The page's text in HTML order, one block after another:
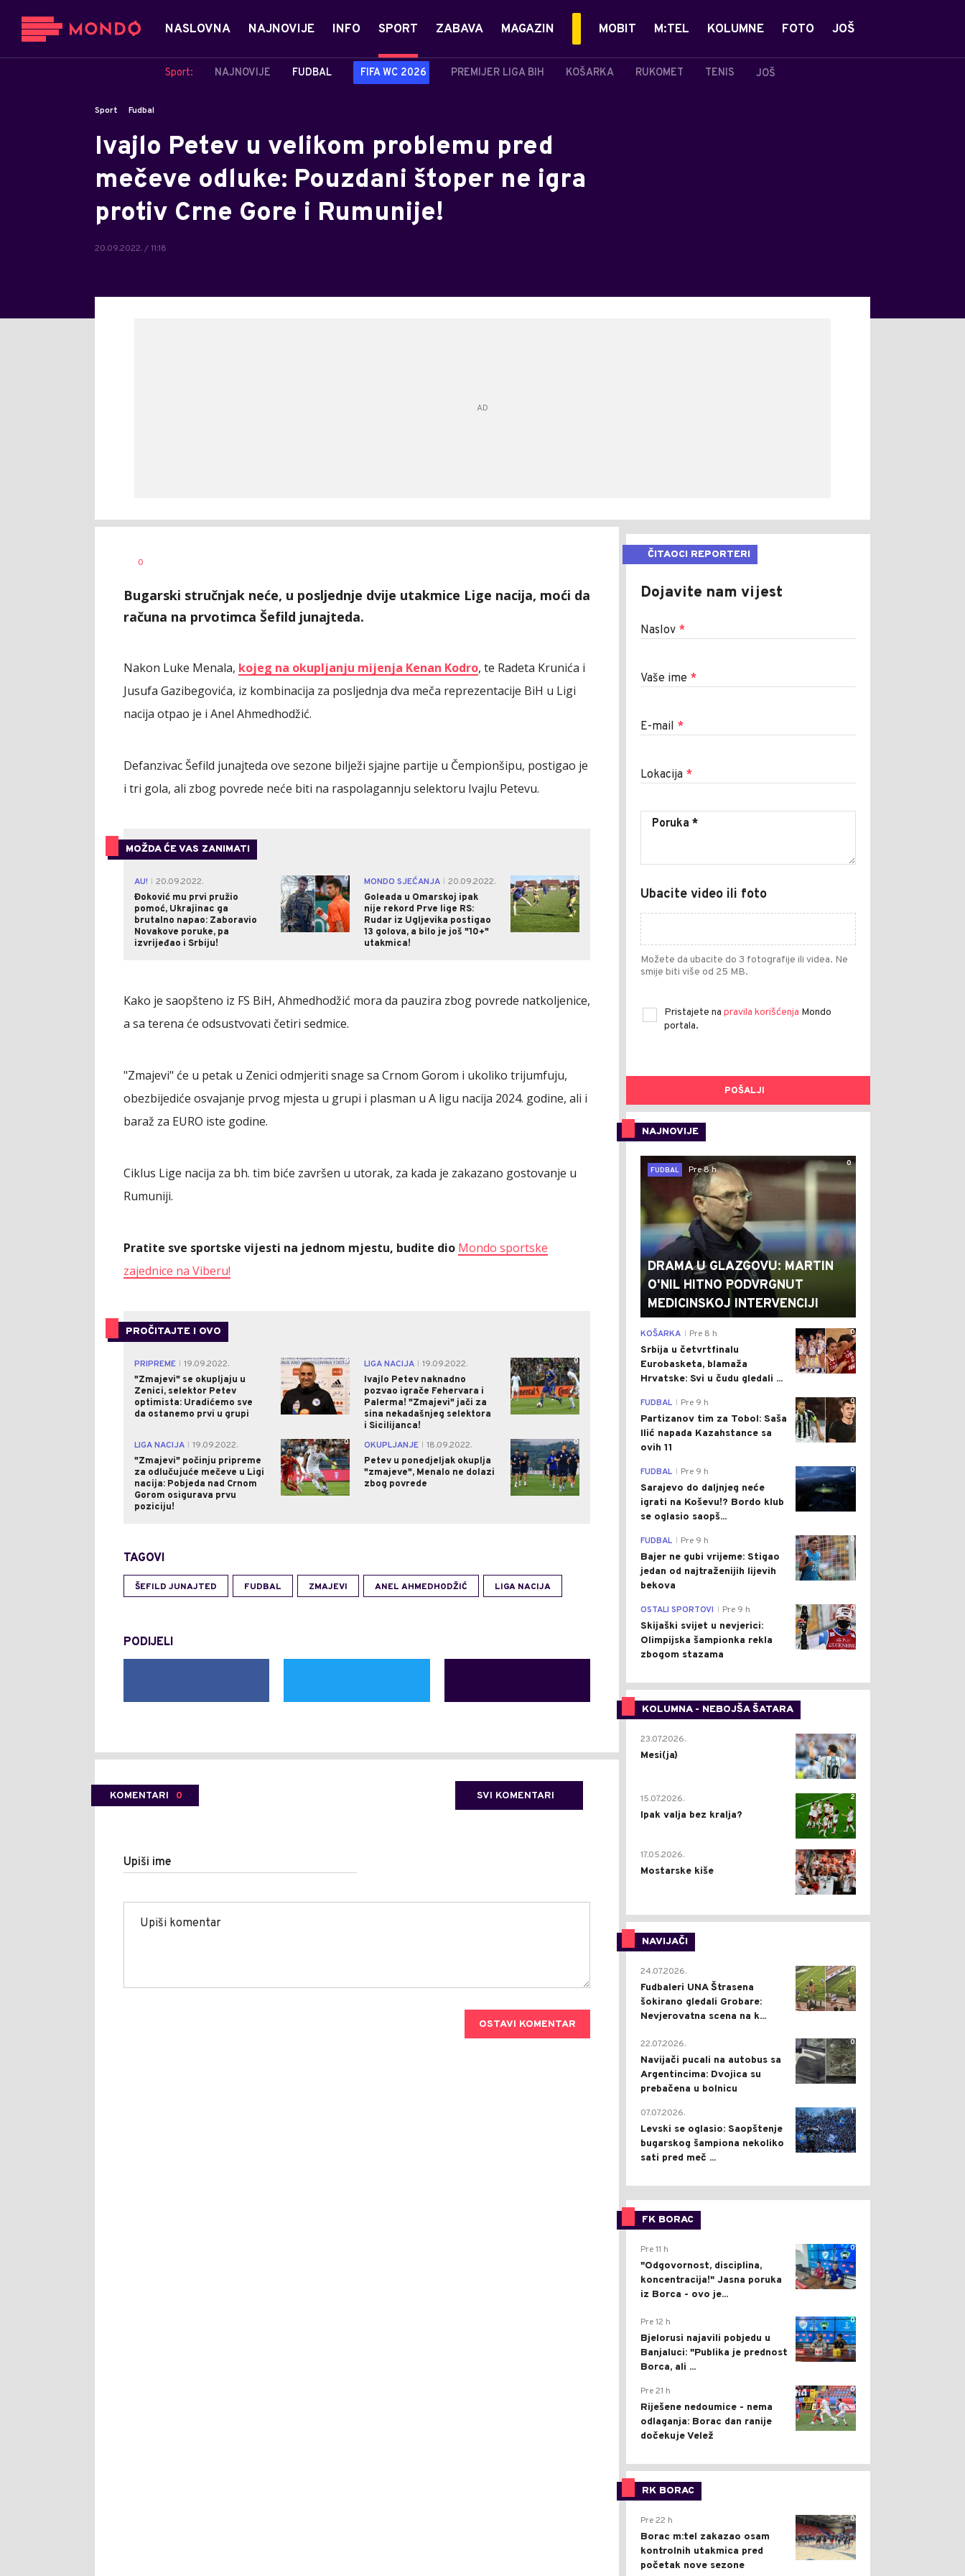
NASLOVNA NAJNOVIJE INFO SPORT
Sport: NAJNOVIJE FUDBAL FIFA WC 2026 PREMIJER LIGA BIH KOŠARKA RUKOMET TENIS JOŠ
ZABAVA MAGAZIN MOBIT M:TEL KOLUMNE FOTO JOŠ
Sport Fudbal
Ivajlo Petev u velikom problemu pred
mečeve odluke: Pouzdani štoper ne igra
protiv Crne Gore i Rumunije!
20.09.2022. / 11:18
AUTOR
0
Bugarski stručnjak neće, u posljednje dvije utakmice Lige nacija, moći da
računa na prvotimca Šefild junajteda.
Nakon Luke Menala, kojeg na okupljanju mijenja Kenan Kodro, te Radeta Krunića i
Jusufa Gazibegovića, iz kombinacija za posljednja dva meča reprezentacije BiH u Ligi
nacija otpao je i Anel Ahmedhodžić.
Defanzivac Šefild junajteda ove sezone bilježi sjajne partije u Čempionšipu, postigao je
i tri gola, ali zbog povrede neće biti na raspolagannju selektoru Ivajlu Petevu.
MOŽDA ĆE VAS ZANIMATI
AU!
20.09.2022.
Đoković mu prvi pružio
pomoć, Ukrajinac ga
brutalno napao: Zaboravio
Novakove poruke, pa
izvrijeđao i Srbiju!
0 MONDO SJEĆANJA
20.09.2022.
Goleada u Omarskoj ipak
nije rekord Prve lige RS:
Rudar iz Ugljevika postigao
13 golova, a bilo je još "10+"
utakmica!
0
Kako je saopšteno iz FS BiH, Ahmedhodžić mora da pauzira zbog povrede natkoljenice,
a sa terena će odsustvovati četiri sedmice.
"Zmajevi" će u petak u Zenici odmjeriti snage sa Crnom Gorom i ukoliko trijumfuju,
obezbijediće osvajanje prvog mjesta u grupi i plasman u A ligu nacija 2024. godine, ali i
baraž za EURO iste godine.
Ciklus Lige nacija za bh. tim biće završen u utorak, za kada je zakazano gostovanje u
Rumuniji.
Pratite sve sportske vijesti na jednom mjestu, budite dio Mondo sportske
zajednice na Viberu!
PROČITAJTE I OVO
PRIPREME
19.09.2022.
"Zmajevi" se okupljaju u
Zenici, selektor Petev
optimista: Uradićemo sve
da ostanemo prvi u grupi
0 LIGA NACIJA
19.09.2022.
Ivajlo Petev naknadno
pozvao igrače Fehervara i
Palerma! "Zmajevi" jači za
sina nekadašnjeg selektora
i Sicilijanca!
0
LIGA NACIJA
19.09.2022.
"Zmajevi" počinju pripreme
za odlučujuće mečeve u Ligi
nacija: Pobjeda nad Crnom
Gorom osigurava prvu
poziciju!
0 OKUPLJANJE
18.09.2022.
Petev u ponedjeljak okuplja
"zmajeve", Menalo ne dolazi
zbog povrede
0
TAGOVI
ŠEFILD JUNAJTED FUDBAL ZMAJEVI ANEL AHMEDHODŽIĆ LIGA NACIJA
PODIJELI
KOMENTARI 0 SVI KOMENTARI
Upiši ime
OSTAVI KOMENTAR
ČITAOCI REPORTERI
Dojavite nam vijest
Naslov *
Vaše ime *
E-mail *
Lokacija *
Ubacite video ili foto
Možete da ubacite do 3 fotografije ili videa. Ne
smije biti više od 25 MB.
Pristajete na pravila korišćenja Mondo
portala.
POŠALJI
NAJNOVIJE
0
FUDBAL
Pre 8 h
DRAMA U GLAZGOVU: MARTIN
O'NIL HITNO PODVRGNUT
MEDICINSKOJ INTERVENCIJI
0
KOŠARKA Pre 8 h
Srbija u četvrtfinalu
Eurobasketa, blamaža
Hrvatske: Svi u čudu gledali ...
0
FUDBAL Pre 9 h
Partizanov tim za Tobol: Saša
Ilić napada Kazahstance sa
ovih 11
0
FUDBAL Pre 9 h
Sarajevo do daljnjeg neće
igrati na Koševu!? Bordo klub
se oglasio saopš...
0
FUDBAL Pre 9 h
Bajer ne gubi vrijeme: Stigao
jedan od najtraženijih lijevih
bekova
0
OSTALI SPORTOVI Pre 9 h
Skijaški svijet u nevjerici:
Olimpijska šampionka rekla
zbogom stazama
KOLUMNA - NEBOJŠA ŠATARA
0
23.07.2026.
Mesi(ja)
2
15.07.2026.
Ipak valja bez kralja?
0
17.05.2026.
Mostarske kiše
NAVIJAČI
0
24.07.2026.
Fudbaleri UNA Štrasena
šokirano gledali Grobare:
Nevjerovatna scena na k...
0
22.07.2026.
Navijači pucali na autobus sa
Argentincima: Dvojica su
prebačena u bolnicu
1
07.07.2026.
Levski se oglasio: Saopštenje
bugarskog šampiona nekoliko
sati pred meč ...
FK BORAC
0
Pre 11 h
"Odgovornost, disciplina,
koncentracija!" Jasna poruka
iz Borca - ovo je...
0
Pre 12 h
Bjelorusi najavili pobjedu u
Banjaluci: "Publika je prednost
Borca, ali ...
0
Pre 21 h
Riješene nedoumice - nema
odlaganja: Borac dan ranije
dočekuje Velež
RK BORAC
0
Pre 22 h
Borac m:tel zakazao osam
kontrolnih utakmica pred
početak nove sezone